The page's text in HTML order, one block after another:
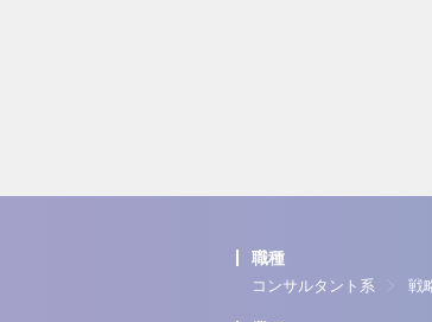
職種
コンサルタント系 戦